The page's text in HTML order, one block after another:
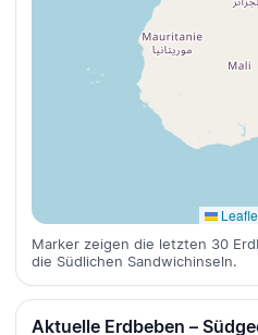
Marker zeigen die letzten 30
die Südlichen Sandwichinseln.
Aktuelle Erdbeben –